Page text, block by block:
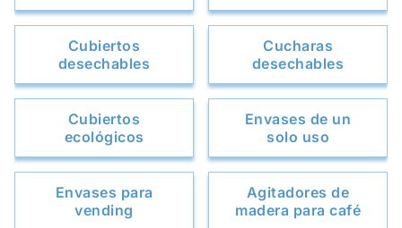
Cubiertos
desechables
Cucharas
desechables
Cubiertos
ecológicos
Envases de un
solo uso
Envases para
vending
Agitadores de
madera para café